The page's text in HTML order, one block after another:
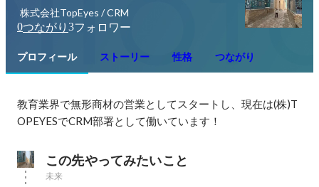
株式会社TopEyes / CRM
0つながり 3フォロワー
プロフィール ストーリー 性格 つながり
教育業界で無形商材の営業としてスタートし、現在は(株)T
OPEYESでCRM部署として働いています！
この先やってみたいこと
未来